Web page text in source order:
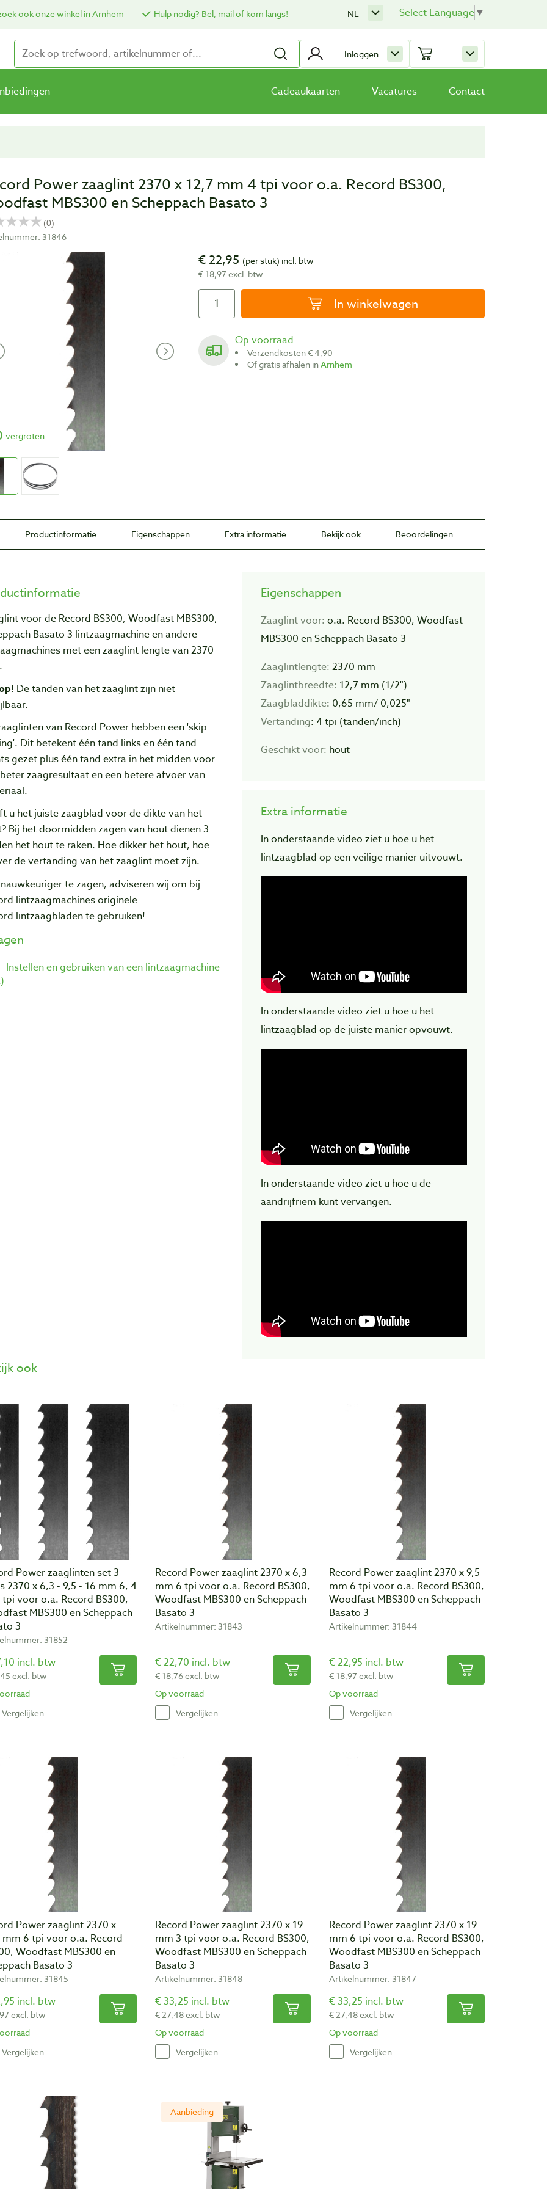
ook onze winkel in Arnhem Hulp nodig? Bel, mail of kom langs! Select Language▼
NL
Inloggen
Cadeaukaarten Vacatures Contact
Power zaaglint 2370 x 12,7 mm 4 tpi voor o.a. Record BS300,
MBS300 en Scheppach Basato 3
31846
vergroten
€ 22,95 (per stuk) incl. btw
€ 18,97 excl. btw
In winkelwagen
Op voorraad
Verzendkosten € 4,90
Of gratis afhalen inArnhem
Productinformatie Eigenschappen Extra informatie Bekijk ook Beoordelingen
voor de Record BS300, Woodfast MBS300,
Basato 3 lintzaagmachine en andere
met een zaaglint lengte van 2370
De tanden van het zaaglint zijn niet
van Record Power hebben een 'skip
Dit betekent één tand links en één tand
gezet plus één tand extra in het midden voor
zaagresultaat en een betere afvoer van
u het juiste zaagblad voor de dikte van het
Bij het doormidden zagen van hout dienen 3
het hout te raken. Hoe dikker het hout, hoe
de vertanding van het zaaglint moet zijn.
te zagen, adviseren wij om bij
lintzaagmachines originele
lintzaagbladen te gebruiken!
Instellen en gebruiken van een lintzaagmachine
Eigenschappen
Zaaglint voor: o.a. Record BS300, Woodfast
MBS300 en Scheppach Basato 3
Zaaglintlengte: 2370 mm
Zaaglintbreedte: 12,7 mm (1/2")
Zaagbladdikte: 0,65 mm/ 0,025"
Vertanding: 4 tpi (tanden/inch)
Geschikt voor: hout
Extra informatie
In onderstaande video ziet u hoe u het
lintzaagblad op een veilige manier uitvouwt.
In onderstaande video ziet u hoe u het
lintzaagblad op de juiste manier opvouwt.
In onderstaande video ziet u hoe u de
aandrijfriem kunt vervangen.
ook
Power zaaglinten set 3
2370 x 6,3 - 9,5 - 16 mm 6, 4
tpi voor o.a. Record BS300,
MBS300 en Scheppach
3
31852
incl. btw
excl. btw
Vergelijken
Record Power zaaglint 2370 x 6,3
mm 6 tpi voor o.a. Record BS300,
Woodfast MBS300 en Scheppach
Basato 3
Artikelnummer: 31843
€ 22,70 incl. btw
€ 18,76 excl. btw
Op voorraad
Vergelijken
Record Power zaaglint 2370 x 9,5
mm 6 tpi voor o.a. Record BS300,
Woodfast MBS300 en Scheppach
Basato 3
Artikelnummer: 31844
€ 22,95 incl. btw
€ 18,97 excl. btw
Op voorraad
Vergelijken
Power zaaglint 2370 x
mm 6 tpi voor o.a. Record
Woodfast MBS300 en
Basato 3
31845
incl. btw
excl. btw
Vergelijken
Record Power zaaglint 2370 x 19
mm 3 tpi voor o.a. Record BS300,
Woodfast MBS300 en Scheppach
Basato 3
Artikelnummer: 31848
€ 33,25 incl. btw
€ 27,48 excl. btw
Op voorraad
Vergelijken
Record Power zaaglint 2370 x 19
mm 6 tpi voor o.a. Record BS300,
Woodfast MBS300 en Scheppach
Basato 3
Artikelnummer: 31847
€ 33,25 incl. btw
€ 27,48 excl. btw
Op voorraad
Vergelijken
Aanbieding